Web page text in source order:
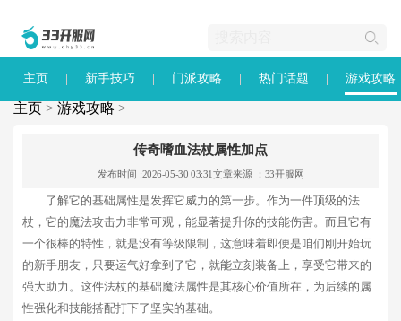
主页 新手技巧 门派攻略 热门话题 游戏攻略
主页 > 游戏攻略 >
传奇嗜血法杖属性加点
发布时间 :2026-05-30 03:31文章来源 ：33开服网
了解它的基础属性是发挥它威力的第一步。作为一件顶级的法
杖，它的魔法攻击力非常可观，能显著提升你的技能伤害。而且它有
一个很棒的特性，就是没有等级限制，这意味着即便是咱们刚开始玩
的新手朋友，只要运气好拿到了它，就能立刻装备上，享受它带来的
强大助力。这件法杖的基础魔法属性是其核心价值所在，为后续的属
性强化和技能搭配打下了坚实的基础。